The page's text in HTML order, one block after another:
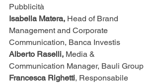
Pubblicità
Isabella Matera, Head of Brand
Management and Corporate
Communication, Banca Investis
Alberto Raselli, Media &
Communication Manager, Bauli Group
Francesca Righetti, Responsabile